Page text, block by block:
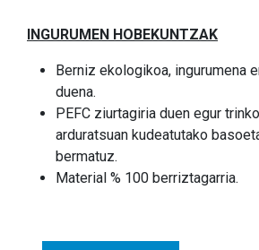
INGURUMEN HOBEKUNTZAK
Berniz ekologikoa, ingurumena
duena.
PEFC ziurtagiria duen egur
arduratsuan kudeatutako
bermatuz.
Material % 100 berriztagarria.